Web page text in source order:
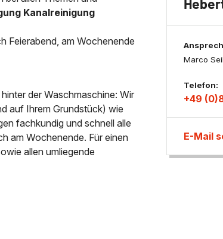
News & Aktuelles
Zertifikate / Bestätigungen
Kanalreinigung
Feierabend, am Wochenende
der Waschmaschine: Wir
auf Ihrem Grundstück) wie
fachkundig und schnell alle
am Wochenende. Für einen
allen umliegende
Marco
Telefon:
+49
E-Mail